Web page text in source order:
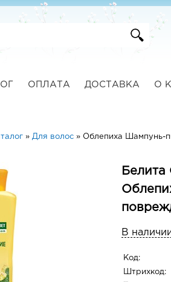
ОПЛАТА ДОСТАВКА О
» Для волос » Облепиха Шампунь-
В
Код:
Штрихкод: